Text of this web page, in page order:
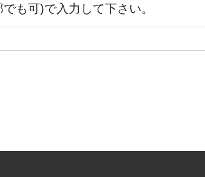
も可)で入力して下さい。